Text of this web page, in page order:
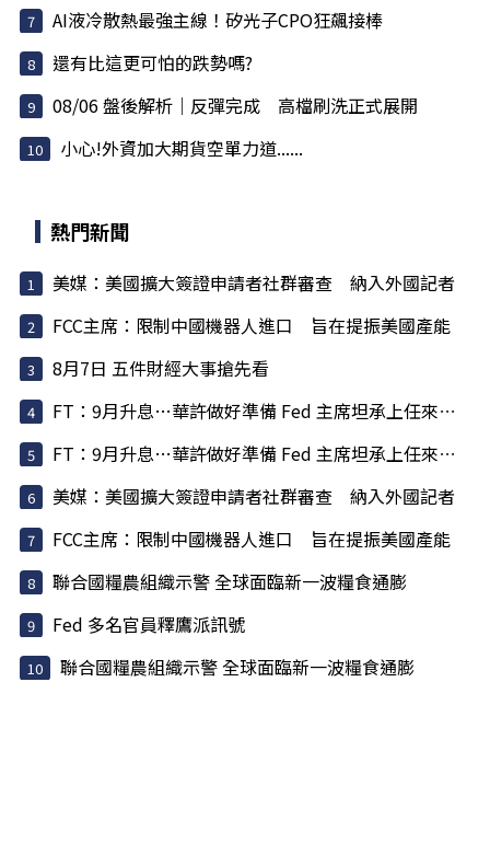
AI液冷散熱最強主線！矽光子CPO狂飆接棒
還有比這更可怕的跌勢嗎?
08/06 盤後解析｜反彈完成 高檔刷洗正式展開
小心!外資加大期貨空單力道......
熱門新聞
美媒：美國擴大簽證申請者社群審查 納入外國記者
FCC主席：限制中國機器人進口 旨在提振美國產能
8月7日 五件財經大事搶先看
FT：9月升息…華許做好準備 Fed 主席坦承上任來犯了一些錯
FT：9月升息…華許做好準備 Fed 主席坦承上任來犯了一些錯
美媒：美國擴大簽證申請者社群審查 納入外國記者
FCC主席：限制中國機器人進口 旨在提振美國產能
聯合國糧農組織示警 全球面臨新一波糧食通膨
Fed 多名官員釋鷹派訊號
聯合國糧農組織示警 全球面臨新一波糧食通膨